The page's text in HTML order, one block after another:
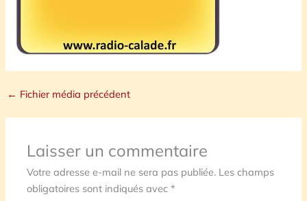
← Fichier média précédent
Laisser un commentaire
Votre adresse e-mail ne sera pas publiée. Les champs
obligatoires sont indiqués avec*